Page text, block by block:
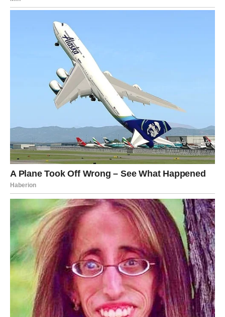
vaše svakodnevice.
Duša konačno pronalazi ono što
je dugo tražila
Pred vama su trenuci puni topline i sreće.
Zvijezde ovih dana posebno snažno djeluju na Rakove,
Vage i Vodolije kojima sudbina donosi promjene nakon
kojih njihov život više neće biti isti.
Ovo je period tokom kojeg univerzum pokazuje da
najveće stvari dolaze onda kada najmanje očekujemo da
će nam se život potpuno promijeniti.